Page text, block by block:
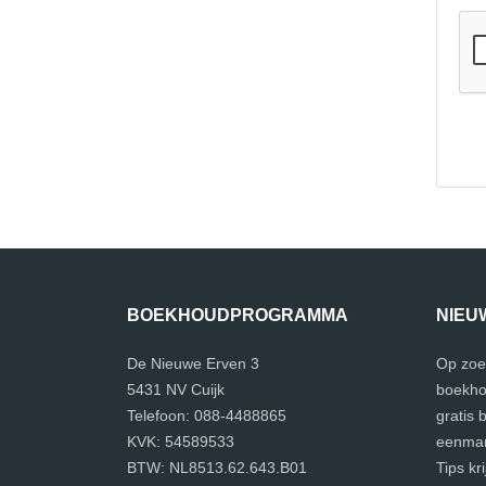
BOEKHOUDPROGRAMMA
De Nieuwe Erven 3
5431 NV Cuijk
Telefoon: 088-4488865
KVK: 54589533
BTW: NL8513.62.643.B01
Op
gratis
Tips